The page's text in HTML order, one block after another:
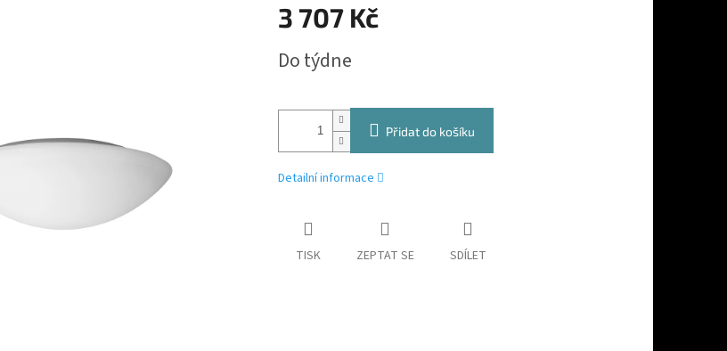
3 707 Kč
cena:
Do týdne
Přidat do košíku
Detailní informace
TISK ZEPTAT SE SDÍLET